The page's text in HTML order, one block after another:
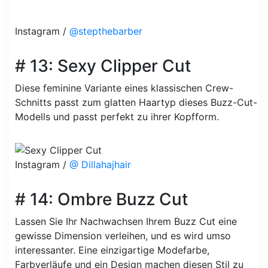
Instagram / @stepthebarber
# 13: Sexy Clipper Cut
Diese feminine Variante eines klassischen Crew-
Schnitts passt zum glatten Haartyp dieses Buzz-Cut-
Modells und passt perfekt zu ihrer Kopfform.
Instagram / @ Dillahajhair
# 14: Ombre Buzz Cut
Lassen Sie Ihr Nachwachsen Ihrem Buzz Cut eine
gewisse Dimension verleihen, und es wird umso
interessanter. Eine einzigartige Modefarbe,
Farbverläufe und ein Design machen diesen Stil zu